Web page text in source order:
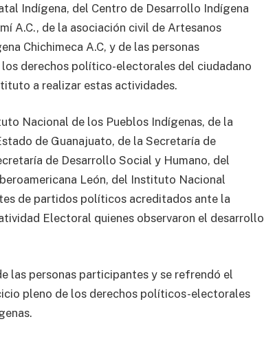
Indígena, del Centro de Desarrollo Indígena
A.C., de la asociación civil de Artesanos
Chichimeca A.C, y de las personas
derechos político-electorales del ciudadano
a realizar estas actividades.
Nacional de los Pueblos Indígenas, de la
de Guanajuato, de la Secretaría de
de Desarrollo Social y Humano, del
León, del Instituto Nacional
de partidos políticos acreditados ante la
Electoral quienes observaron el desarrollo
las personas participantes y se refrendó el
pleno de los derechos políticos-electorales